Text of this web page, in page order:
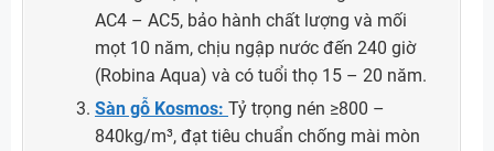
AC4 – AC5, bảo hành chất lượng và mối
mọt 10 năm, chịu ngập nước đến 240 giờ
(Robina Aqua) và có tuổi thọ 15 – 20 năm.
Sàn gỗ Kosmos: Tỷ trọng nén ≥800 –
840kg/m³, đạt tiêu chuẩn chống mài mòn